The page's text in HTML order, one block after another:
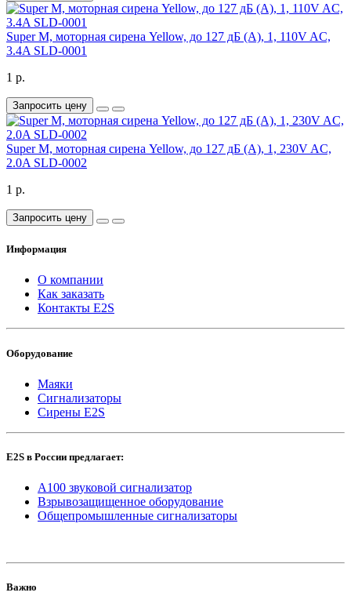
Super M, моторная сирена Yellow, до 127 дБ (A), 1, 110V AC,
3.4A SLD-0001
1 р.
Запросить цену
Super M, моторная сирена Yellow, до 127 дБ (A), 1, 230V AC,
2.0A SLD-0002
1 р.
Запросить цену
Информация
О компании
Как заказать
Контакты E2S
Оборудование
Маяки
Сигнализаторы
Сирены E2S
E2S в России предлагает:
A100 звуковой сигнализатор
Взрывозащищенное оборудование
Общепромышленные сигнализаторы
Важно